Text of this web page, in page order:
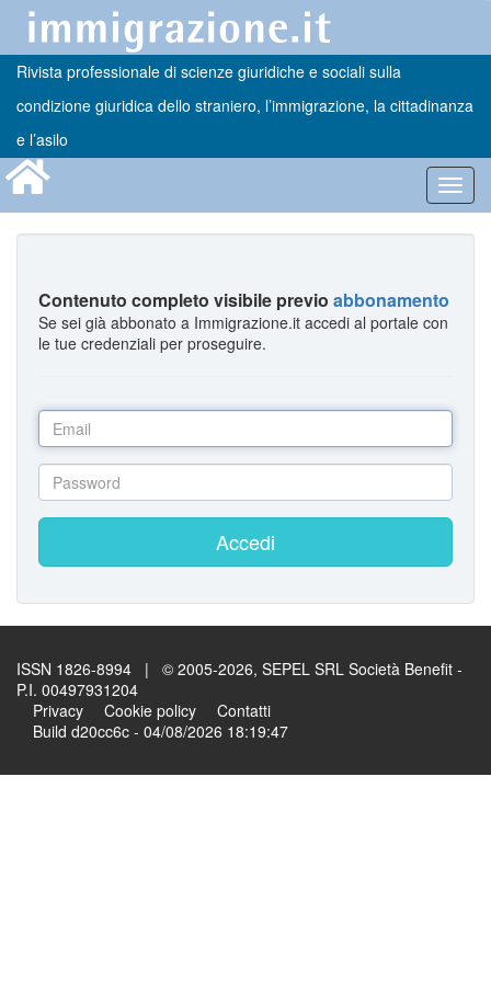
Rivista professionale di scienze giuridiche e sociali sulla
condizione giuridica dello straniero, l’immigrazione, la cittadinanza
e l’asilo
Contenuto completo visibile previo abbonamento
Se sei già abbonato a Immigrazione.it accedi al portale con
le tue credenziali per proseguire.
Accedi
ISSN 1826-8994 | © 2005-2026, SEPEL SRL Società Benefit -
P.I. 00497931204
Privacy
Cookie policy
Contatti
Build d20cc6c - 04/08/2026 18:19:47